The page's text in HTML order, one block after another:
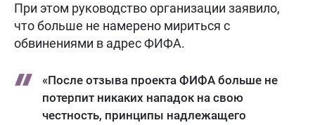
При этом руководство организации заявило,
что больше не намерено мириться с
обвинениями в адрес ФИФА.
«После отзыва проекта ФИФА больше не
потерпит никаких нападок на свою
честность, принципы надлежащего